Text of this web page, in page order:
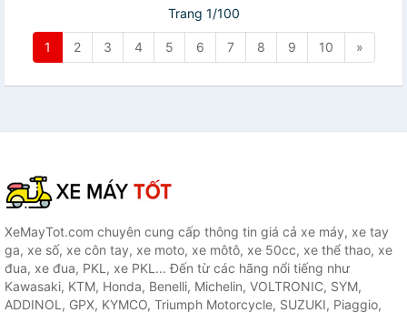
Trang 1/100
1 2 3 4 5 6 7 8 9 10 »
XeMayTot.com chuyên cung cấp thông tin giá cả xe máy, xe tay
ga, xe số, xe côn tay, xe moto, xe môtô, xe 50cc, xe thể thao, xe
đua, xe đua, PKL, xe PKL... Đến từ các hãng nổi tiếng như
Kawasaki, KTM, Honda, Benelli, Michelin, VOLTRONIC, SYM,
ADDINOL, GPX, KYMCO, Triumph Motorcycle, SUZUKI, Piaggio,